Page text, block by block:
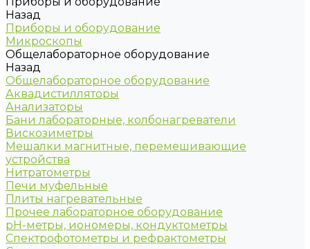
Назад
Приборы и оборудование
Микроскопы
Общелабораторное оборудование
Назад
Общелабораторное оборудование
Аквадистилляторы
Анализаторы
Бани лабораторные, колбонагреватели
Вискозиметры
Мешалки магнитные, перемешивающие
устройства
Нитратометры
Печи муфельные
Плиты нагревательные
Прочее лабораторное оборудование
рН-метры, иономеры, кондуктометры
Спектрофотометры и рефрактометры